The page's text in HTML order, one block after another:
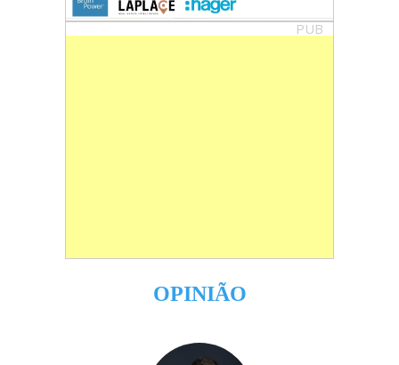
PUB
OPINIÃO